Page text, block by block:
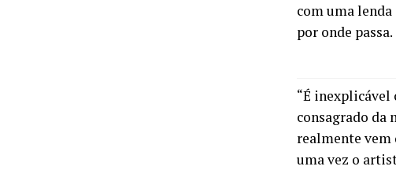
com uma
por onde passa.
“É inexplicável
consagrado da
realmente vem
uma vez o